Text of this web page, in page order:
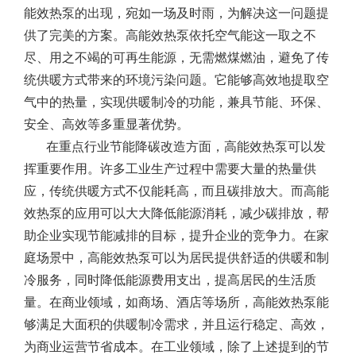
能效热泵的出现，宛如一场及时雨，为解决这一问题提
供了完美的方案。高能效热泵依托空气能这一取之不
尽、用之不竭的可再生能源，无需燃煤燃油，避免了传
统供暖方式带来的环境污染问题。它能够高效地提取空
气中的热量，实现供暖制冷的功能，兼具节能、环保、
安全、高效等多重显著优势。
在重点行业节能降碳改造方面，高能效热泵可以发
挥重要作用。许多工业生产过程中需要大量的热量供
应，传统供暖方式不仅能耗高，而且碳排放大。而高能
效热泵的应用可以大大降低能源消耗，减少碳排放，帮
助企业实现节能减排的目标，提升企业的竞争力。在家
庭场景中，高能效热泵可以为居民提供舒适的供暖和制
冷服务，同时降低能源费用支出，提高居民的生活质
量。在商业领域，如商场、酒店等场所，高能效热泵能
够满足大面积的供暖制冷需求，并且运行稳定、高效，
为商业运营节省成本。在工业领域，除了上述提到的节